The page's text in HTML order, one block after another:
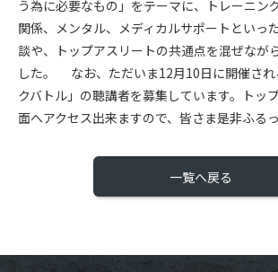
う為に必要なもの」をテーマに、トレーニン
関係、メンタル、メディカルサポートといっ
談や、トップアスリートの共通点を混ぜなが
した。 なお、ただいま12月10日に開催され
クバトル」の聴講者を募集しています。トッ
面へアクセス出来ますので、皆さま是非ふる
一覧へ戻る